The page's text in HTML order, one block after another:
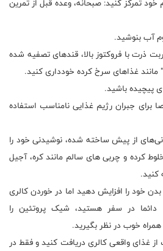
تمرکز کنید: صبحانه، وعده قبل از تمرین
آب بنوشید.
ذرت با فروکتوز بالا، قندهای تصفیه شده
غذاهای سرخ کرده خودداری کنید.
پیچیده باشید.
برای جبران رژیم غذایی نامناسب استفاده
از پیش ساخته شده، نوشیدنی خود را
کرده و چربی های سالم مانند کره، آجیل
کنید.
خود را افزایش دهید اما در خوردن کالری
دائما در سفر هستید، شیک پروتئین را
خوب در نظر بگیرید.
غذای واقعی کالری دریافت کنید و فقط در